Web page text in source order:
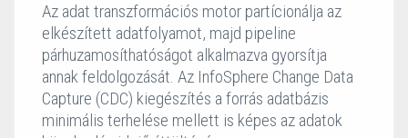
Az adat transzformációs motor partícionálja az
elkészített adatfolyamot, majd pipeline
párhuzamosíthatóságot alkalmazva gyorsítja
annak feldolgozását. Az InfoSphere Change Data
Capture (CDC) kiegészítés a forrás adatbázis
minimális terhelése mellett is képes az adatok